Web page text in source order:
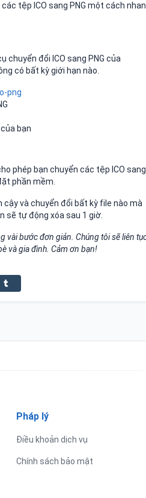
tệp ICO sang PNG một cách
chuyển đổi ICO sang PNG của
có bất kỳ giới hạn nào.
png
bạn
phép bạn chuyển các tệp ICO sang
phần mềm.
cậy và chuyển đổi bất kỳ file nào mà
sẽ tự động xóa sau 1 giờ.
vài bước đơn giản. Chúng tôi sẽ liên
và gia đình. Cảm ơn bạn!
Pháp lý
Điều khoản dịch vụ
Chính sách bảo mật